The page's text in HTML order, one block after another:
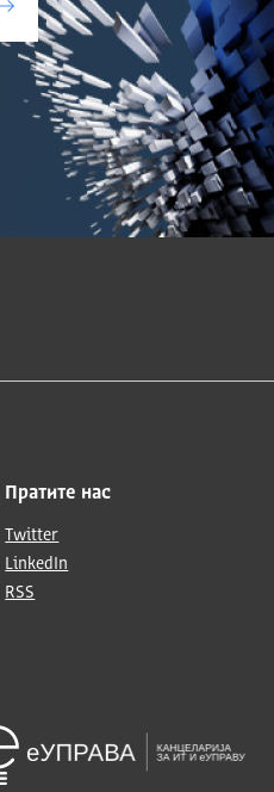
Пратите нас
Twitter
LinkedIn
RSS